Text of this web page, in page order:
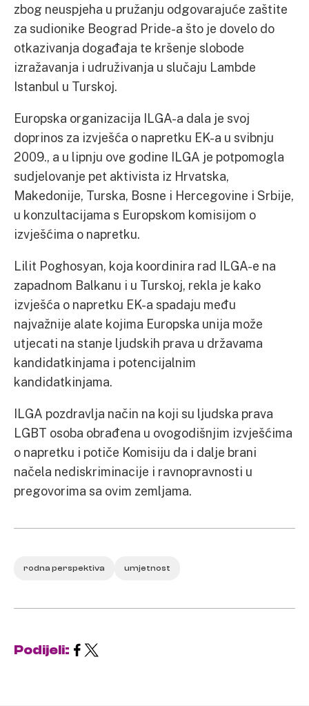
zbog neuspjeha u pružanju odgovarajuće zaštite
za sudionike Beograd Pride-a što je dovelo do
otkazivanja događaja te kršenje slobode
izražavanja i udruživanja u slučaju Lambde
Istanbul u Turskoj.
Europska organizacija ILGA-a dala je svoj
doprinos za izvješća o napretku EK-a u svibnju
2009., a u lipnju ove godine ILGA je potpomogla
sudjelovanje pet aktivista iz Hrvatska,
Makedonije, Turska, Bosne i Hercegovine i Srbije,
u konzultacijama s Europskom komisijom o
izvješćima o napretku.
Lilit Poghosyan, koja koordinira rad ILGA-e na
zapadnom Balkanu i u Turskoj, rekla je kako
izvješća o napretku EK-a spadaju među
najvažnije alate kojima Europska unija može
utjecati na stanje ljudskih prava u državama
kandidatkinjama i potencijalnim
kandidatkinjama.
ILGA pozdravlja način na koji su ljudska prava
LGBT osoba obrađena u ovogodišnjim izvješćima
o napretku i potiče Komisiju da i dalje brani
načela nediskriminacije i ravnopravnosti u
pregovorima sa ovim zemljama.
rodna perspektiva umjetnost
Podijeli: